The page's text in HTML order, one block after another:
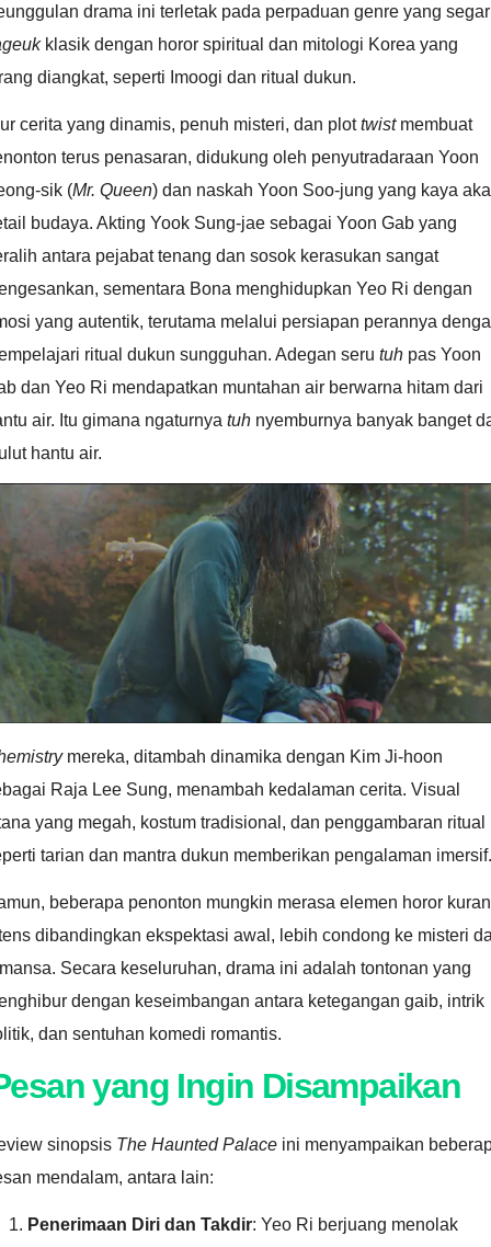
drama ini terletak pada perpaduan genre yang
klasik dengan horor spiritual dan mitologi Korea yang
diangkat, seperti Imoogi dan ritual dukun.
cerita yang dinamis, penuh misteri, dan plottwist membuat
terus penasaran, didukung oleh penyutradaraan Yoon
sik (Mr. Queen) dan naskah Yoon Soo-jung yang kaya
budaya. Akting Yook Sung-jae sebagai Yoon Gab yang
antara pejabat tenang dan sosok kerasukan sangat
sementara Bona menghidupkan Yeo Ri dengan
yang autentik, terutama melalui persiapan perannya
ritual dukun sungguhan. Adegan seru tuh pas Yoon
dan Yeo Ri mendapatkan muntahan air berwarna hitam dari
air. Itu gimana ngaturnya tuh nyemburnya banyak banget
hantu air.
mereka, ditambah dinamika dengan Kim Ji-hoon
Raja Lee Sung, menambah kedalaman cerita. Visual
yang megah, kostum tradisional, dan penggambaran ritual
tarian dan mantra dukun memberikan pengalaman imersif.
beberapa penonton mungkin merasa elemen horor
dibandingkan ekspektasi awal, lebih condong ke misteri
Secara keseluruhan, drama ini adalah tontonan yang
dengan keseimbangan antara ketegangan gaib, intrik
dan sentuhan komedi romantis.
yang Ingin Disampaikan
sinopsis The Haunted Palace ini menyampaikan
mendalam, antara lain:
Penerimaan Diri dan Takdir: Yeo Ri berjuang menolak